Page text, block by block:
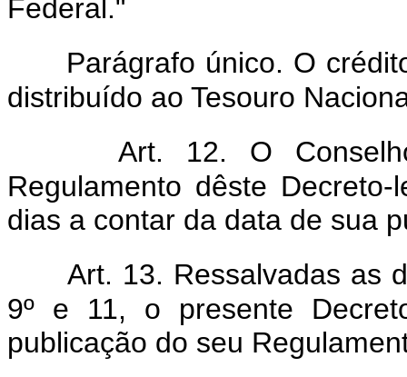
Federal."
Parágrafo único. O
distribuído ao Tesouro
Art. 12. O
Regulamento dêste
dias a contar da data de sua
Art. 13. Ressalvadas as
9º e 11, o presente
publicação do seu